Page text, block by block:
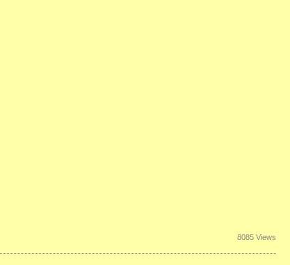
8085 Views